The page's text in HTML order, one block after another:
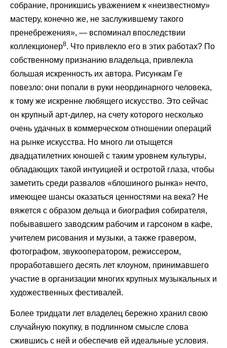
собрание, проникшись уважением к «неизвестному»
мастеру, конечно же, не заслужившему такого
пренебрежения», — вспоминал впоследствии
коллекционер8. Что привлекло его в этих работах? По
собственному признанию владельца, привлекла
большая искренность их автора. Рисункам Ге
повезло: они попали в руки неординарного человека,
к тому же искренне любящего искусство. Это сейчас
он крупный арт-дилер, на счету которого несколько
очень удачных в коммерческом отношении операций
на рынке искусства. Но много ли отыщется
двадцатилетних юношей с таким уровнем культуры,
обладающих такой интуицией и остротой глаза, чтобы
заметить среди развалов «блошиного рынка» нечто,
имеющее шансы оказаться ценностями на века? Не
вяжется с образом дельца и биография собирателя,
побывавшего заводским рабочим и гарсоном в кафе,
учителем рисования и музыки, а также гравером,
фотографом, звукооператором, режиссером,
проработавшего десять лет клоуном, принимавшего
участие в организации многих крупных музыкальных и
художественных фестивалей.
Более тридцати лет владелец бережно хранил свою
случайную покупку, в подлинном смысле слова
сжившись с ней и обеспечив ей идеальные условия.